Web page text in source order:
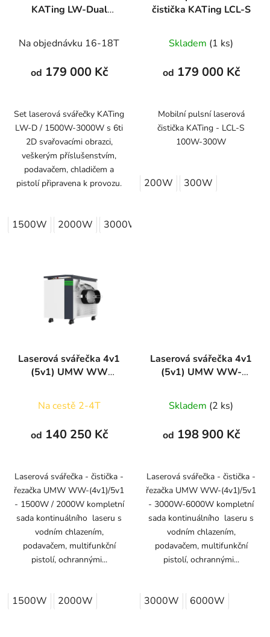
KATing LW-Dual
Na objednávku 16-18T
od 179 000 Kč
Set laserová svářečky KATing
LW-D / 1500W-3000W s 6ti
2D svařovacími obrazci,
veškerým příslušenstvím,
podavačem, chladičem a
pistolí připravena k provozu.
1500W 2000W 3000W
čistička KATing LCL-S
Skladem (1 ks)
od 179 000 Kč
Mobilní pulsní laserová
čistička KATing - LCL-S
100W-300W
200W 300W
Laserová svářečka 4v1
(5v1) UMW WW
Na cestě 2-4T
od 140 250 Kč
Laserová svářečka - čistička -
řezačka UMW WW-(4v1)/5v1
- 1500W / 2000W kompletní
sada kontinuálního laseru s
vodním chlazením,
podavačem, multifunkční
pistolí, ochrannými...
1500W 2000W
Laserová svářečka 4v1
(5v1) UMW WW-
Skladem (2 ks)
od 198 900 Kč
Laserová svářečka - čistička -
řezačka UMW WW-(4v1)/5v1
- 3000W-6000W kompletní
sada kontinuálního laseru s
vodním chlazením,
podavačem, multifunkční
pistolí, ochrannými...
3000W 6000W